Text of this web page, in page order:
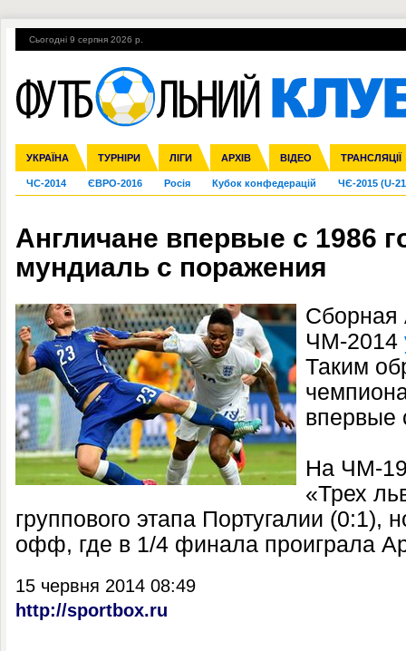
Сьогодні 9 серпня 2026 р.
УКРАЇНА ТУРНІРИ ЛІГИ АРХІВ ВІДЕО ТРАНСЛЯЦІЇ
Збірна Прем'єр-ліга Перша ліга Друга ліга Кубок України
Ліга чемпіонів Ліга Європи Міжнародні Ліга націй Ліга
Англія Іспанія Італія Німеччина Франція Інші
ЧС-2014 ЄВРО-2016 Росія Кубок конфедерацій ЧЄ-2015 (U-
Гарячі теми УПЛ, 2-й тур ВІЙНА УПЛ-ПЕРЕХОДИ
Англичане впервые с 1986
мундиаль с поражения
Сборная
ЧМ-2014
Таким
впервые
На ЧМ-
«Трех
группового этапа Португалии
офф, где в 1/4 финала проиграла
15 червня 2014 08:49
http://sportbox.ru